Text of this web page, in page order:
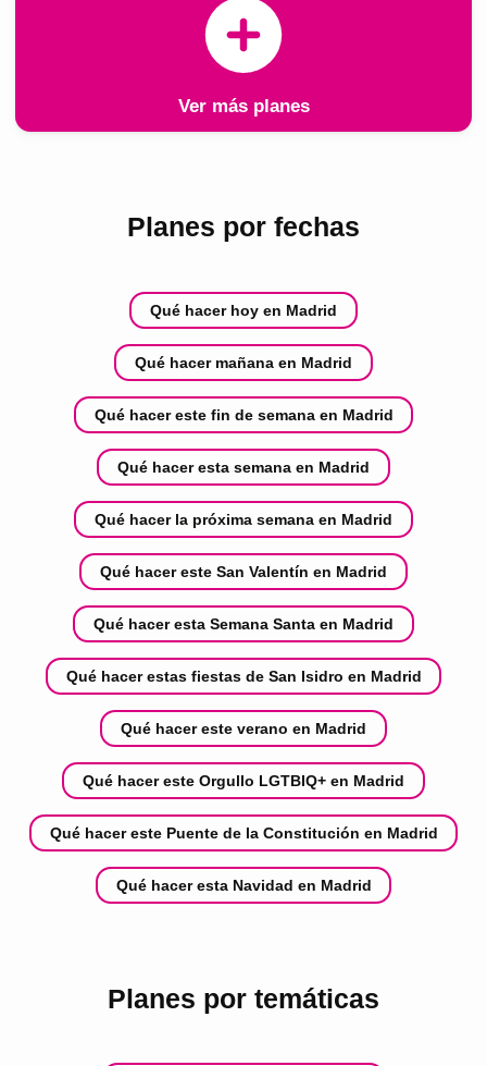
Ver más planes
Planes por fechas
Qué hacer hoy en Madrid
Qué hacer mañana en Madrid
Qué hacer este fin de semana en Madrid
Qué hacer esta semana en Madrid
Qué hacer la próxima semana en Madrid
Qué hacer este San Valentín en Madrid
Qué hacer esta Semana Santa en Madrid
Qué hacer estas fiestas de San Isidro en Madrid
Qué hacer este verano en Madrid
Qué hacer este Orgullo LGTBIQ+ en Madrid
Qué hacer este Puente de la Constitución en Madrid
Qué hacer esta Navidad en Madrid
Planes por temáticas